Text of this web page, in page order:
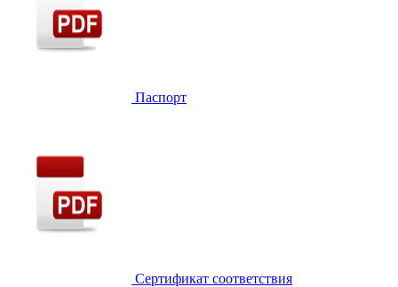
Паспорт
Сертификат соответствия